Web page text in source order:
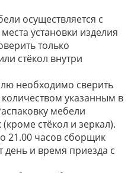
осуществляется с
установки изделия
только
стёкол внутри
необходимо сверить
количеством указанным в
мебели
стёкол и зеркал).
21.00 часов сборщик
день и время приезда с